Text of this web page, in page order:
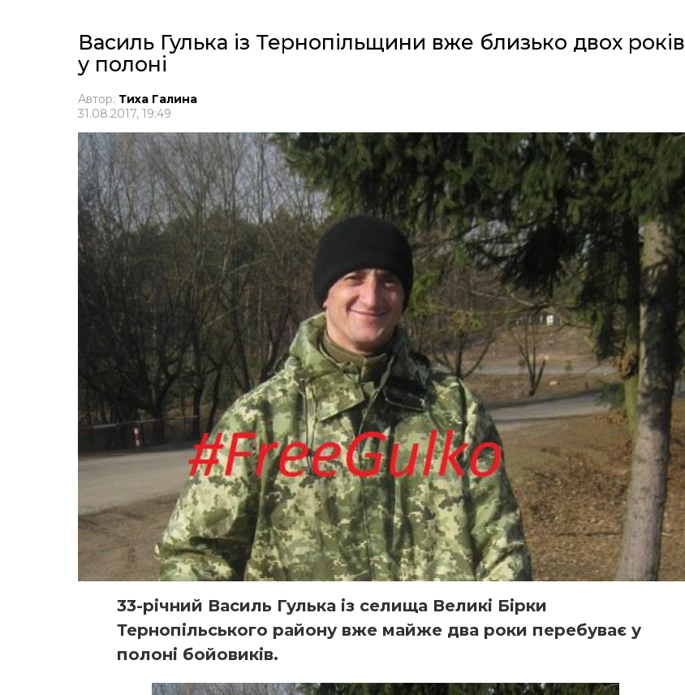
Василь Гулька із Тернопільщини вже близько двох років
у полоні
Автор: Тиха Галина
31.08.2017, 19:49
33-річний Василь Гулька із селища Великі Бірки
Тернопільського району вже майже два роки перебуває у
полоні бойовиків.